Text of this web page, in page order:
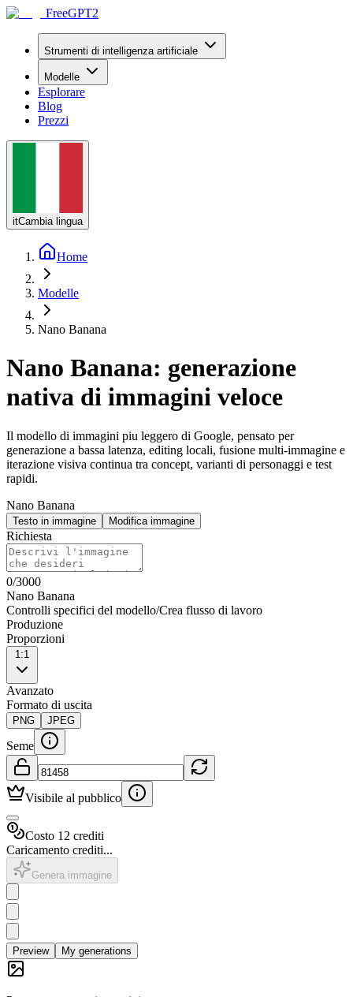
FreeGPT2
Strumenti di intelligenza artificiale
Modelle
Esplorare
Blog
Prezzi
itCambia lingua
Home
Modelle
Nano Banana
Nano Banana: generazione
nativa di immagini veloce
Il modello di immagini piu leggero di Google, pensato per
generazione a bassa latenza, editing locali, fusione multi-immagine e
iterazione visiva continua tra concept, varianti di personaggi e test
rapidi.
Nano Banana
Testo in immagine Modifica immagine
Richiesta
0/3000
Nano Banana
Controlli specifici del modello/Crea flusso di lavoro
Produzione
Proporzioni
1:1
Avanzato
Formato di uscita
PNG JPEG
Seme
Visibile al pubblico
Costo 12 crediti
Caricamento crediti...
Genera immagine
Preview My generations